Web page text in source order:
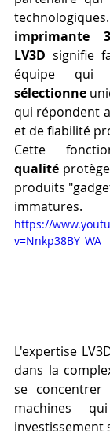
imprimante
LV3D signifie
équipe qui
sélectionne
qui répondent
et de fiabilité
Cette
qualité
produits
immatures.
https://
v=Nnkp38BY_WA
L'expertise
dans la
se
machines